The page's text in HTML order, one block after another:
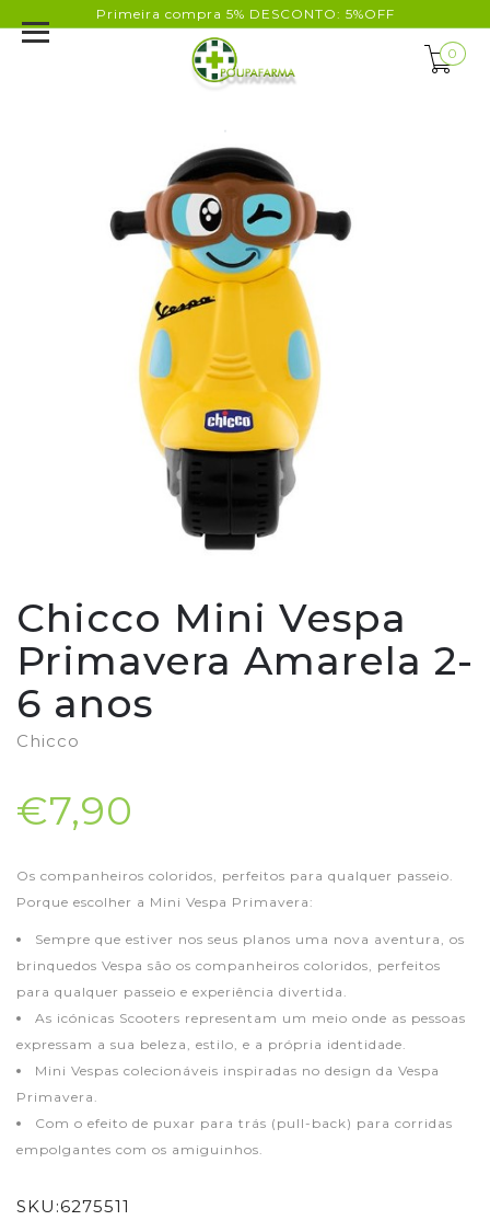
Primeira compra 5% DESCONTO: 5%OFF
0
Chicco Mini Vespa
Primavera Amarela 2-
6 anos
Chicco
€7,90
Os companheiros coloridos, perfeitos para qualquer passeio.
Porque escolher a Mini Vespa Primavera:
Sempre que estiver nos seus planos uma nova aventura, os
brinquedos Vespa são os companheiros coloridos, perfeitos
para qualquer passeio e experiência divertida.
As icónicas Scooters representam um meio onde as pessoas
expressam a sua beleza, estilo, e a própria identidade.
Mini Vespas colecionáveis inspiradas no design da Vespa
Primavera.
Com o efeito de puxar para trás (pull-back) para corridas
empolgantes com os amiguinhos.
SKU:6275511